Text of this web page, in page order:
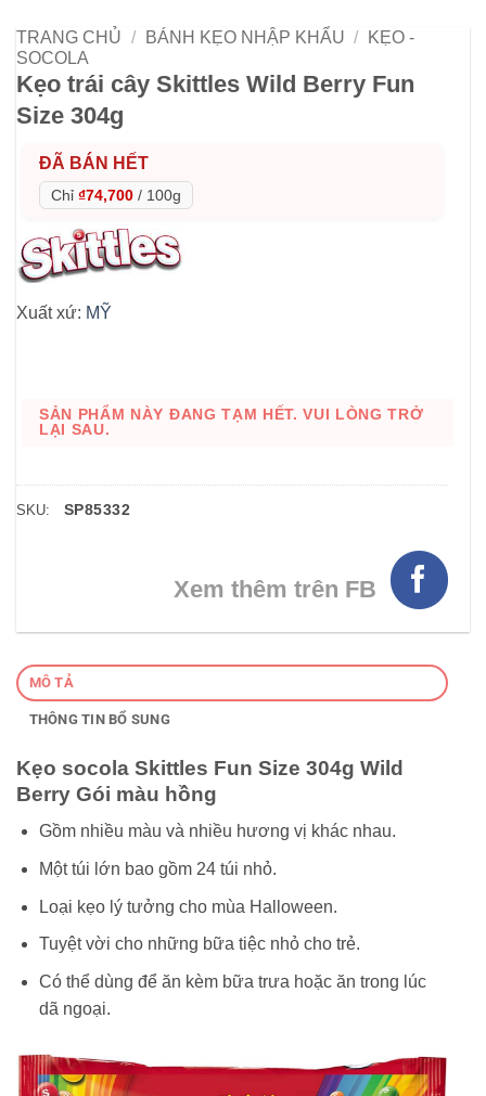
TRANG CHỦ / BÁNH KẸO NHẬP KHẨU /
KẸO -
SOCOLA
Kẹo trái cây Skittles Wild Berry Fun
Size 304g
ĐÃ BÁN HẾT
Chỉ ₫74,700 / 100g
Xuất xứ: MỸ
SẢN PHẨM NÀY ĐANG TẠM HẾT. VUI LÒNG TRỞ
LẠI SAU.
SKU: SP85332
Xem thêm trên FB
MÔ TẢ
THÔNG TIN BỔ SUNG
Kẹo socola Skittles Fun Size 304g Wild
Berry Gói màu hồng
Gồm nhiều màu và nhiều hương vị khác nhau.
Một túi lớn bao gồm 24 túi nhỏ.
Loại kẹo lý tưởng cho mùa Halloween.
Tuyệt vời cho những bữa tiệc nhỏ cho trẻ.
Có thể dùng để ăn kèm bữa trưa hoặc ăn trong lúc
dã ngoại.